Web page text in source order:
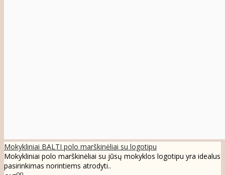
Mokykliniai BALTI polo marškinėliai su logotipu
Mokykliniai polo marškinėliai su jūsų mokyklos logotipu yra idealus
pasirinkimas norintiems atrodyti..